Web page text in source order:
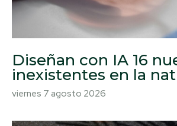
Diseñan con IA 16
inexistentes en la
viernes 7 agosto 2026